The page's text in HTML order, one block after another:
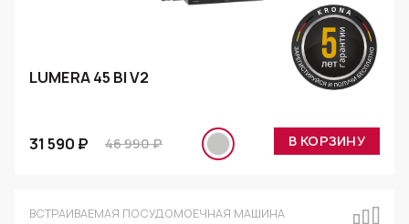
LUMERA 45 BI V2
31 590 ₽ 46 990 ₽ В КОРЗИНУ
ВСТРАИВАЕМАЯ ПОСУДОМОЕЧНАЯ МАШИНА